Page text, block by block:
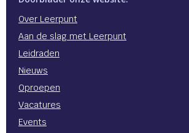
Over Leerpunt
Aan de slag met Leerpunt
Leidraden
Nieuws
Oproepen
Vacatures
Events